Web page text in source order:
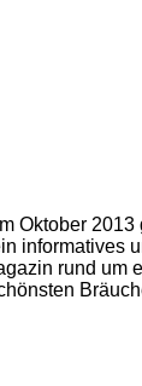
Oktober
informatives
rund um